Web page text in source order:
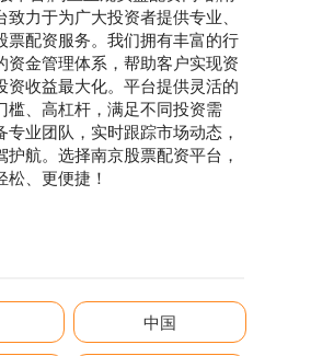
力于为广大投资者提供专业、
票配资服务。我们拥有丰富的行
资金管理体系，帮助客户实现资
资收益最大化。平台提供灵活的
槛、高杠杆，满足不同投资需
专业团队，实时跟踪市场动态，
护航。选择南京股票配资平台，
、更便捷！
中国